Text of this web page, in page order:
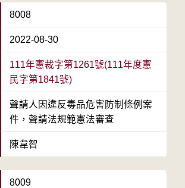
8008
2022-08-30
111年憲裁字第1261號(111年度憲
民字第1841號)
聲請人因違反毒品危害防制條例案
件，聲請法規範憲法審查
陳韋智
8009